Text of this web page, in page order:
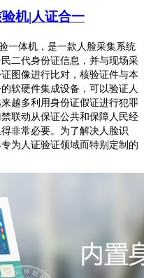
机|人证合一
一体机，是一款人脸采集系统
二代身份证信息，并与现场采
图像进行比对，核验证件与本
软硬件集成设备，可以验证人
越多利用身份证假证进行犯罪
联动从保证公共和保障人民经
非常必要。为了解决人脸识
为人证验证领域而特别定制的